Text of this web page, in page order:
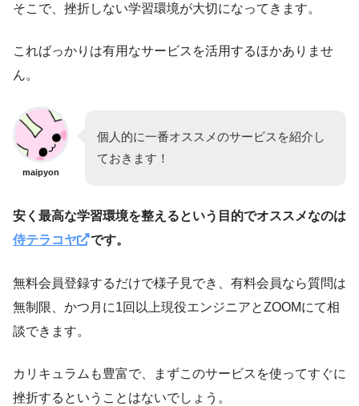
そこで、挫折しない学習環境が大切になってきます。
こればっかりは有用なサービスを活用するほかありませ
ん。
maipyon
個人的に一番オススメのサービスを紹介し
ておきます！
安く最高な学習環境を整えるという目的でオススメなのは
侍テラコヤ
です。
無料会員登録するだけで様子見でき、有料会員なら質問は
無制限、かつ月に1回以上現役エンジニアとZOOMにて相
談できます。
カリキュラムも豊富で、まずこのサービスを使ってすぐに
挫折するということはないでしょう。